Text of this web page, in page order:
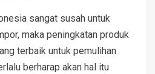
sangat susah untuk
maka peningkatan produk
terbaik untuk pemulihan
berharap akan hal itu